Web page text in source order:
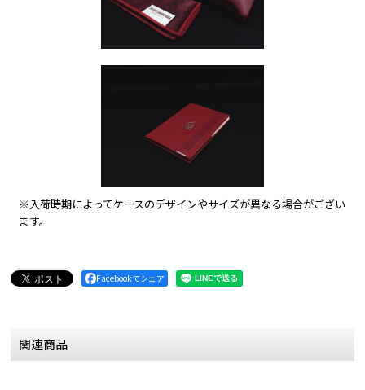
※入荷時期によってケースのデザインやサイズが異なる場合がござい
ます。
Facebookでシェア
関連商品